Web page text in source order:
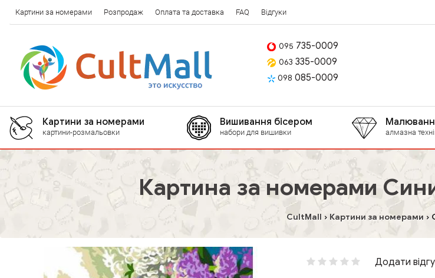
Картини за номерами Розпродаж Оплата та доставка FAQ Відгуки
095 735-0009
063 335-0009
098 085-0009
Картини за номерами
картини-розмальовки
Вишивання бісером
набори для вишивки алмазна
Картина за номерами
CultMall Картини за номерами
Додати